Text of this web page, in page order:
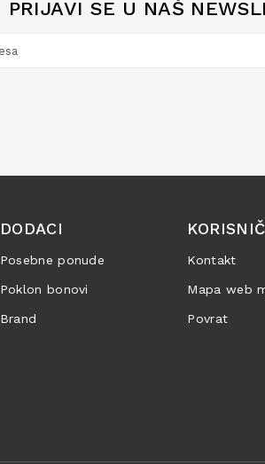
PRIJAVI SE U NAŠ
DODACI
Posebne ponude
Poklon bonovi
Brand
Kontakt
Mapa web
Povrat